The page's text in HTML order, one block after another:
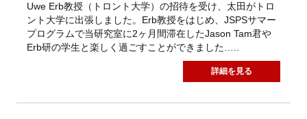
Uwe Erb教授（トロント大学）の招待を受け、太田がトロ
ント大学に出張しました。Erb教授をはじめ、JSPSサマー
プログラムで当研究室に2ヶ月間滞在したJason Tam君や
Erb研の学生と楽しく過ごすことができました…..
詳細を見る